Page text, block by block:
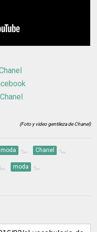
(Foto y video gentileza de Chanel)
Chanel
moda